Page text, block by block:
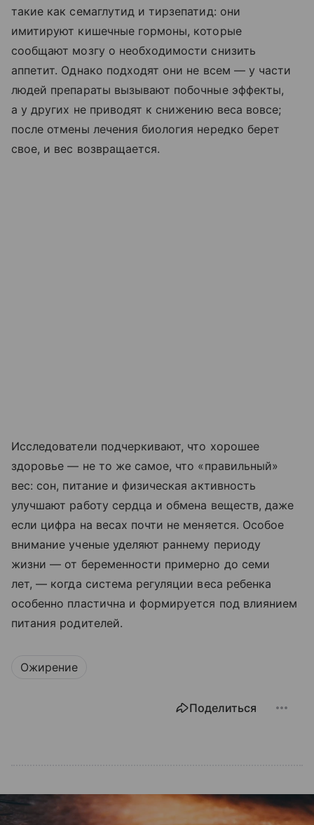
такие как семаглутид и тирзепатид: они
имитируют кишечные гормоны, которые
сообщают мозгу о необходимости снизить
аппетит. Однако подходят они не всем — у части
людей препараты вызывают побочные эффекты,
а у других не приводят к снижению веса вовсе;
после отмены лечения биология нередко берет
свое, и вес возвращается.
Исследователи подчеркивают, что хорошее
здоровье — не то же самое, что «правильный»
вес: сон, питание и физическая активность
улучшают работу сердца и обмена веществ, даже
если цифра на весах почти не меняется. Особое
внимание ученые уделяют раннему периоду
жизни — от беременности примерно до семи
лет, — когда система регуляции веса ребенка
особенно пластична и формируется под влиянием
питания родителей.
Ожирение
Поделиться